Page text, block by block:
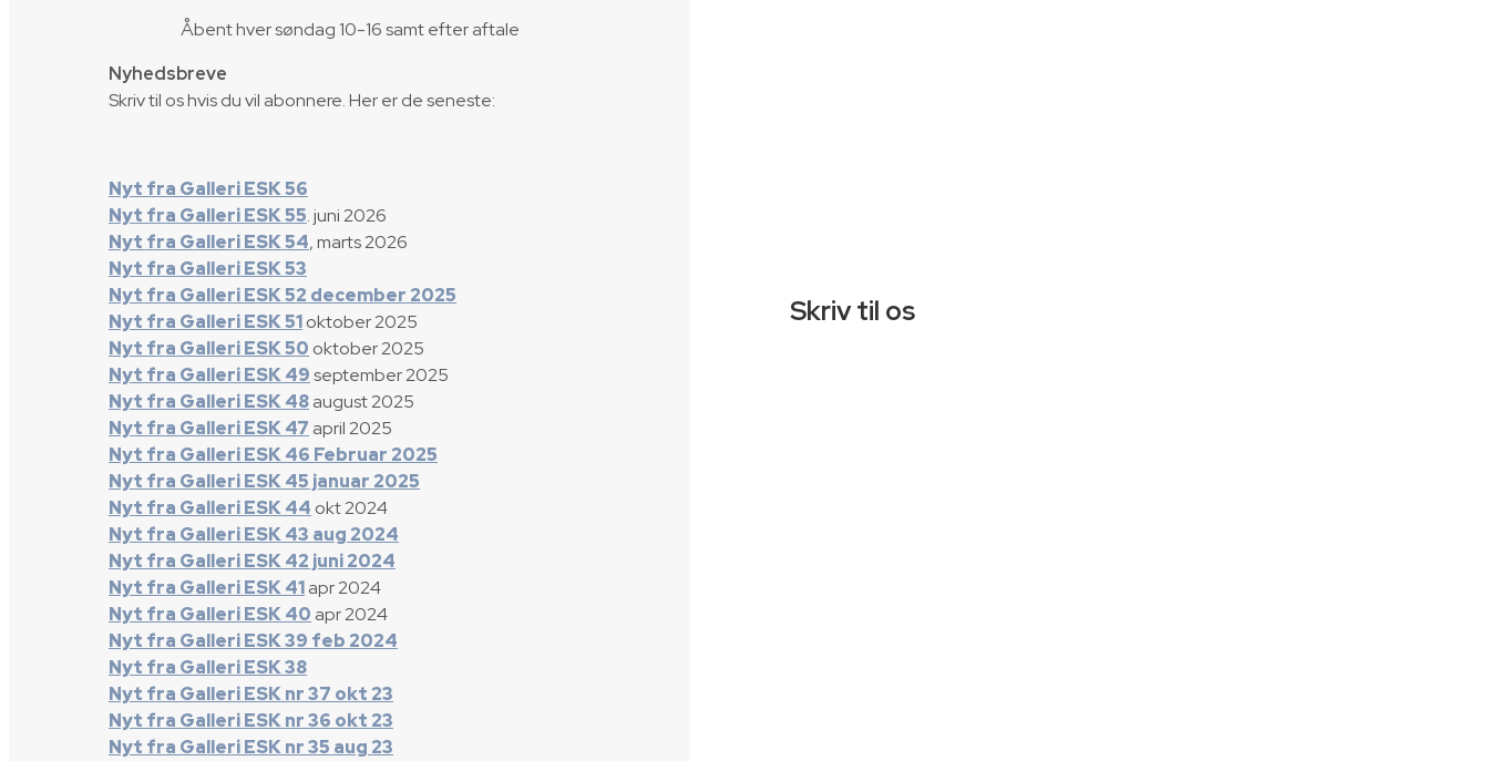
Åbent hver søndag 10-16 samt efter aftale
Nyhedsbreve
Skriv til os hvis du vil abonnere. Her er de seneste:
Nyt fra Galleri ESK 56
Nyt fra Galleri ESK 55. juni 2026
Nyt fra Galleri ESK 54, marts 2026
Nyt fra Galleri ESK 53
Nyt fra Galleri ESK 52 december 2025
Nyt fra Galleri ESK 51oktober 2025
Nyt fra Galleri ESK 50 oktober 2025
Nyt fra Galleri ESK 49september 2025
Nyt fra Galleri ESK 48august 2025
Nyt fra Galleri ESK 47 april 2025
Nyt fra Galleri ESK 46 Februar 2025
Nyt fra Galleri ESK 45 januar 2025
Nyt fra Galleri ESK 44 okt 2024
Nyt fra Galleri ESK 43 aug 2024
Nyt fra Galleri ESK 42 juni 2024
Nyt fra Galleri ESK 41apr 2024
Nyt fra Galleri ESK 40 apr 2024
Nyt fra Galleri ESK 39 feb 2024
Nyt fra Galleri ESK 38
Nyt fra Galleri ESK nr 37 okt 23
Nyt fra Galleri ESK nr 36 okt 23
Nyt fra Galleri ESK nr 35 aug 23
Skriv til os